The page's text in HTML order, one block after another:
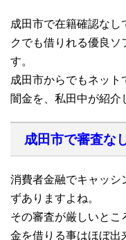
成田市で在籍確認なし
クでも借りれる優良
す。
成田市からでもネット
闇金を、私田中が紹介
成田市で審査な
消費者金融でキャッシ
ずありますよね。
その審査が厳しいとこ
金を借りる事はほぼ出